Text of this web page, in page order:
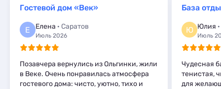
Гостевой дом «Век»
Е Елена · Саратов
Июль 2026
Позавчера вернулись из Ольгинки, жили
в Веке. Очень понравилась атмосфера
гостевого дома: чисто, уютно, тихо и
База
Ю Юлия
Июль
Чудесная
тенистая,
для